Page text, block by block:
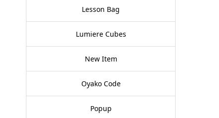
Lesson Bag
Lumiere Cubes
New Item
Oyako Code
Popup